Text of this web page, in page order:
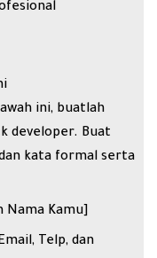
ini, buatlah
developer. Buat
kata formal serta
Nama Kamu]
Telp, dan